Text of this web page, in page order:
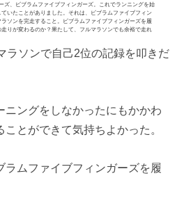
ズ、ビブラムファイブフィンガーズ。これでランニングを始
いたことがありました。それは、ビブラムファイブフィン
ソンを完走すること。ビブラムファイブフィンガーズを履
走りが変わるのか？果たして、フルマラソンでも余裕で走れ
ブフィンガーズでフルマラソンを...
ラソンで自己2位の記録を叩きだ
ニングをしなかったにもかかわ
とができて気持ちよかった。
ラムファイブフィンガーズを履